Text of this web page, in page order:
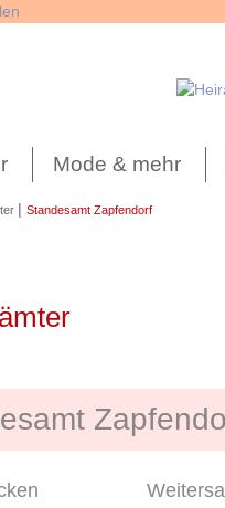
Mode & mehr
| Standesamt Zapfendorf